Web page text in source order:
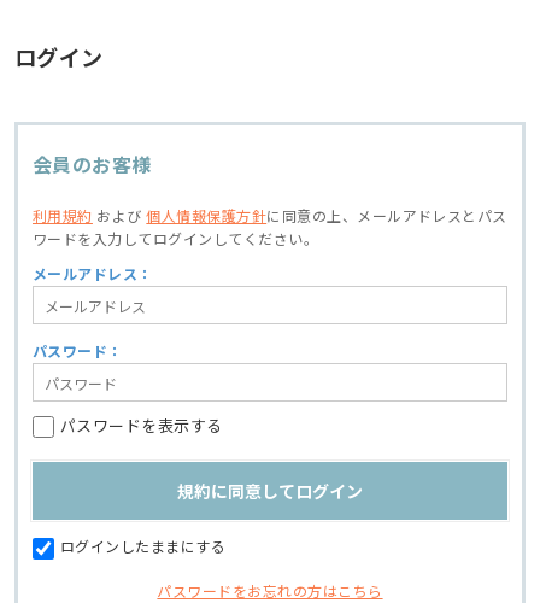
ログイン
会員のお客様
利用規約 および個人情報保護方針に同意の上、
メールアドレスとパス
ワードを入力してログインしてください。
メールアドレス：
パスワード：
パスワードを表示する
ログインしたままにする
パスワードをお忘れの方はこちら